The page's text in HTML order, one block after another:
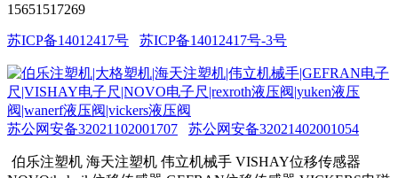
15651517269
苏ICP备14012417号 苏ICP备14012417号-3号
苏公网安备32021102001707 苏公网安备32021402001054
伯乐注塑机 海天注塑机 伟立机械手 VISHAY位移传感器